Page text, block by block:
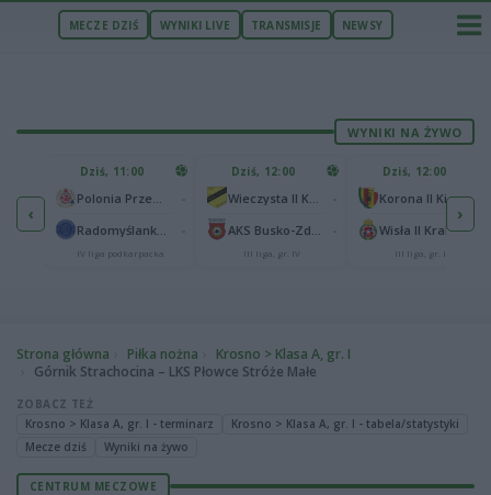
MECZE DZIŚ WYNIKI LIVE TRANSMISJE NEWSY
WYNIKI NA ŻYWO
‹
1
1
Dziś, 11:00
IV liga podkarpacka
Dziś, 12:00
III liga, gr. IV
Dziś, 12:00
Korona II Kielce
Wisła II Kraków
III liga, gr. IV
›
Strona główna Piłka nożna
Krosno > Klasa A, gr. I
Górnik Strachocina – LKS Płowce Stróże Małe
ZOBACZ TEŻ
Krosno > Klasa A, gr. I - terminarz
Krosno > Klasa A, gr. I - tabela/statystyki
Mecze dziś
Wyniki na żywo
CENTRUM MECZOWE